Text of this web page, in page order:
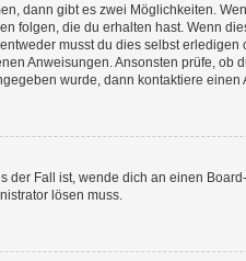
dann gibt es zwei Möglichkeiten.
folgen, die du erhalten hast. Wenn
musst du dies selbst erledigen
Anweisungen. Ansonsten prüfe, ob
wurde, dann kontaktiere einen
Fall ist, wende dich an einen
lösen muss.